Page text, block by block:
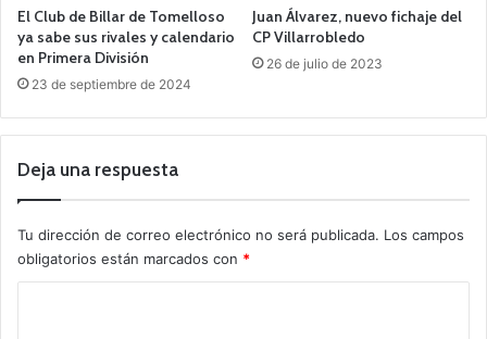
El Club de Billar de Tomelloso
ya sabe sus rivales y calendario
en Primera División
23 de septiembre de 2024
Juan Álvarez, nuevo fichaje del
CP Villarrobledo
26 de julio de 2023
Deja una respuesta
Tu dirección de correo electrónico no será publicada. Los campos
obligatorios están marcados con *